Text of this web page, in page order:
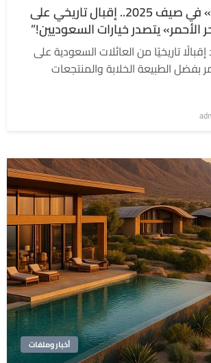
“«سياحة عائلية» في صيف 2025.. إقبال تاريخي على
الأحمر» يتصدر خيارات السعوديين!”
يشهد إقبالًا تاريخيًا من العائلات السعودية على
بفضل الطبيعة الخلابة والمنتجعات
أخبار وملفات